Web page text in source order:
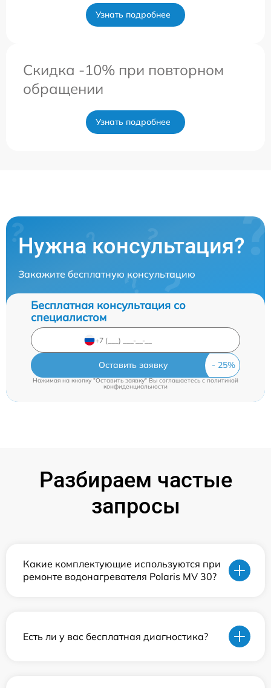
Узнать подробнее
Скидка -10% при повторном
обращении
Узнать подробнее
Нужна консультация?
Закажите бесплатную консультацию
Бесплатная консультация со
специалистом
Оставить заявку
Нажимая на кнопку "Оставить заявку" Вы соглашаетесь cполитикой
конфиденциальности
Разбираем частые
запросы
Какие комплектующие используются при
ремонте водонагревателя Polaris MV 30?
Есть ли у вас бесплатная диагностика?